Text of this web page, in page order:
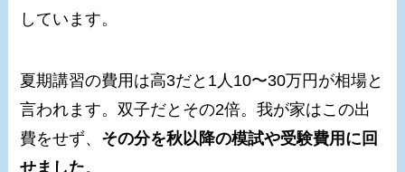
しています。
夏期講習の費用は高3だと1人10〜30万円が相場と
言われます。双子だとその2倍。我が家はこの出
費をせず、 その分を秋以降の模試や受験費用に回
せました。